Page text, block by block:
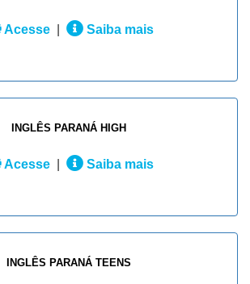
Acesse Saiba mais
INGLÊS PARANÁ HIGH
Acesse Saiba mais
INGLÊS PARANÁ TEENS